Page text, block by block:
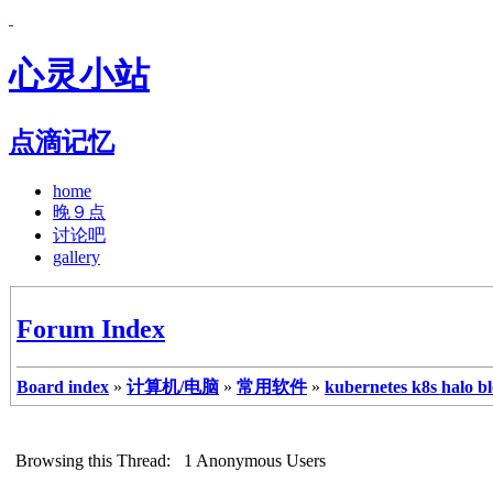
心灵小站
点滴记忆
home
晚９点
讨论吧
gallery
Forum Index
Board index » 计算机/电脑 » 常用软件 » kubernetes k8s halo
Browsing this Thread: 1 Anonymous Users